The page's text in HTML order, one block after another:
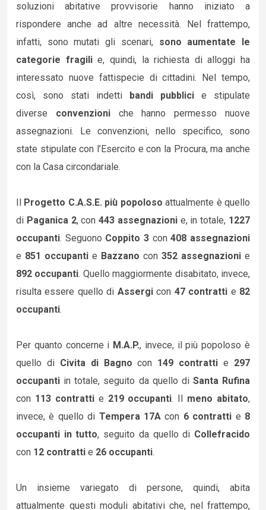
soluzioni abitative provvisorie hanno iniziato a
rispondere anche ad altre necessità. Nel frattempo,
infatti, sono mutati gli scenari, sono aumentate le
categorie fragilie, quindi, la richiesta di alloggi ha
interessato nuove fattispecie di cittadini. Nel tempo,
così, sono stati indetti bandi pubblici e stipulate
diverse convenzioni che hanno permesso nuove
assegnazioni. Le convenzioni, nello specifico, sono
state stipulate con l’Esercito e con la Procura, ma anche
con la Casa circondariale.
Il Progetto C.A.S.E. più popoloso attualmente è quello
di Paganica 2, con 443 assegnazioni e, in totale, 1227
occupanti. Seguono Coppito 3 con408 assegnazioni
e 851 occupanti e Bazzano con 352 assegnazioni e
892 occupanti. Quello maggiormente disabitato, invece,
risulta essere quello di Assergicon 47 contratti e 82
occupanti.
Per quanto concerne i M.A.P., invece, il più popoloso è
quello diCivita di Bagnocon 149 contrattie 297
occupanti in totale, seguito da quello di Santa Rufina
con 113 contrattie 219 occupanti. Il meno abitato,
invece, è quello di Tempera 17A con 6 contratti e 8
occupanti in tutto, seguito da quello di Collefracido
con 12 contratti e 26 occupanti.
Un insieme variegato di persone, quindi, abita
attualmente questi moduli abitativi che, nel frattempo,